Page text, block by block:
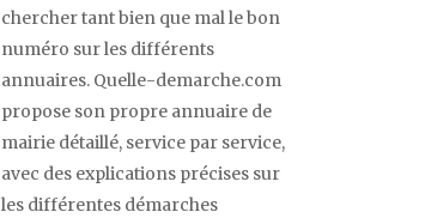
chercher tant bien que mal le bon
numéro sur les différents
annuaires. Quelle-demarche.com
propose son propre annuaire de
mairie détaillé, service par service,
avec des explications précises sur
les différentes démarches